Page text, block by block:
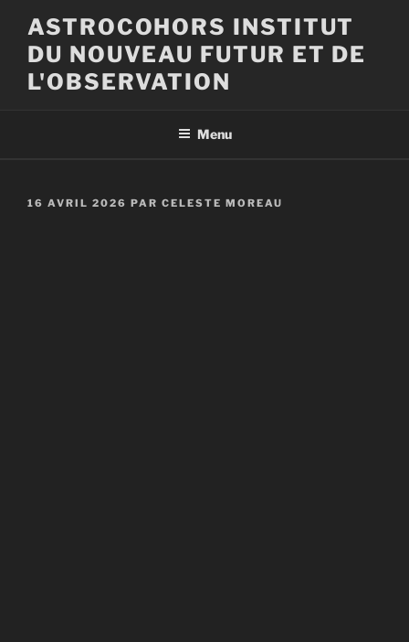
contenu
principal
ASTROCOHORS INSTITUT
DU NOUVEAU FUTUR ET DE
L'OBSERVATION
Menu
PUBLIÉ
16 AVRIL 2026 PAR CELESTE MOREAU